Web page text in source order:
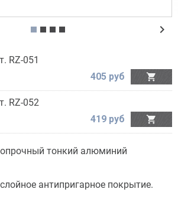
chevron_right
RZ-051

405 руб
RZ-052

419 руб
тонкий алюминий
антипригарное покрытие.